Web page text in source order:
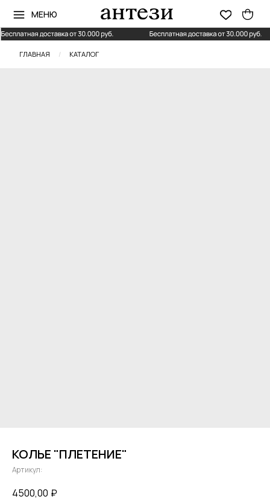
МЕНЮ
/
ГЛАВНАЯ КАТАЛОГ
КОЛЬЕ "ПЛЕТЕНИЕ"
Артикул:
4500,00 ₽